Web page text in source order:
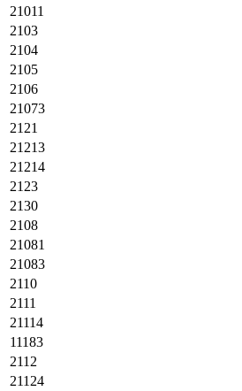
21011
2103
2104
2105
2106
21073
2121
21213
21214
2123
2130
2108
21081
21083
2110
2111
21114
11183
2112
21124